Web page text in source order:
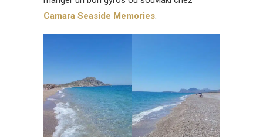
Camara Seaside Memories.